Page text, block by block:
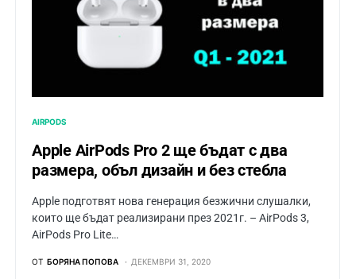
AIRPODS
Apple AirPods Pro 2 ще бъдат с два
размера, объл дизайн и без стебла
Apple подготвят нова генерация безжични слушалки,
които ще бъдат реализирани през 2021г. – AirPods 3,
AirPods Pro Lite…
ОТ БОРЯНА ПОПОВА ДЕКЕМВРИ 31, 2020